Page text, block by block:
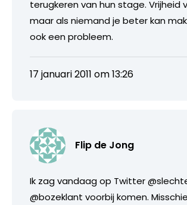
terugkeren van hun stage. Vrijheid
maar als niemand je beter kan
ook een probleem.
17 januari 2011 om 13:26
Flip de Jong
Ik zag vandaag op Twitter
@bozeklant voorbij komen.